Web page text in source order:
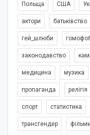
Польща США
актори батьківство
гей_шлюби
законодавство
медицина музика
пропаганда релігія
спорт статистика
трансгендер фільми